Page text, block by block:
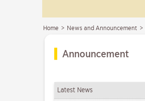
Home > News and Announcement >
Announcement
Latest News